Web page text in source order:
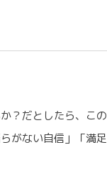
だとしたら、この
がない自信」「満